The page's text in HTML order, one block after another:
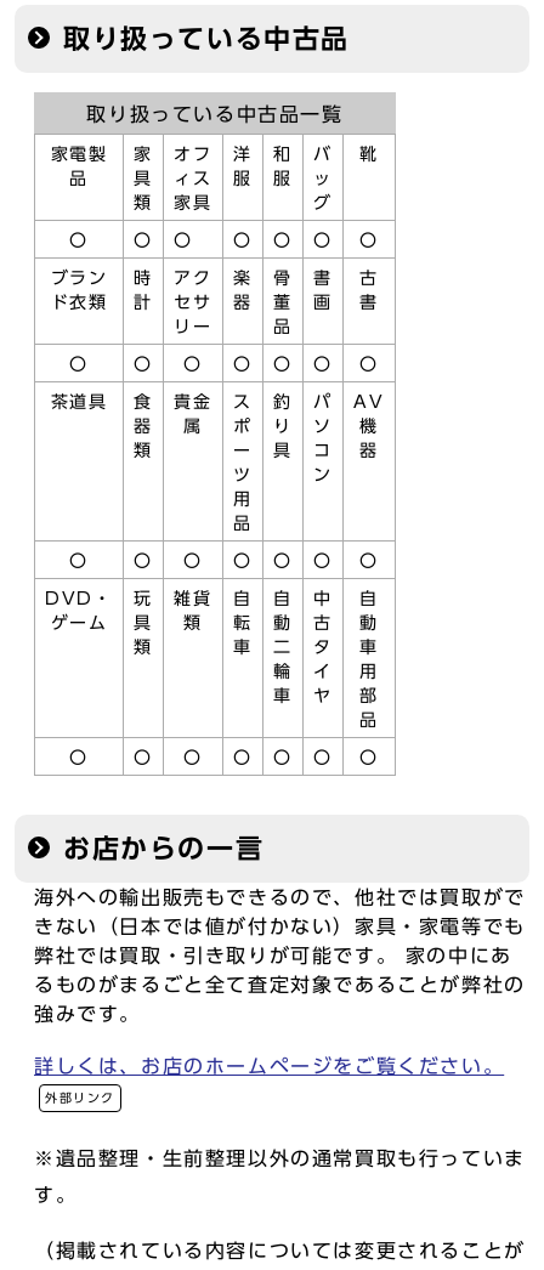
取り扱っている中古品
取り扱っている中古品一覧
家電製
品
家
具
類
オフ
ィス
家具
洋
服
和
服
バ
ッ
グ
靴
〇 〇 〇 〇 〇 〇 〇
ブラン
ド衣類
時
計
アク
セサ
リー
楽
器
骨
董
品
書
画
古
書
〇 〇 〇 〇 〇 〇 〇
茶道具
食
器
類
貴金
属
ス
ポ
ー
ツ
用
品
釣
り
具
パ
ソ
コ
ン
AV
機
器
〇 〇 〇 〇 〇 〇 〇
DVD・
ゲーム
玩
具
類
雑貨
類
自
転
車
自
動
二
輪
車
中
古
タ
イ
ヤ
自
動
車
用
部
品
〇 〇 〇 〇 〇 〇 〇
お店からの一言
海外への輸出販売もできるので、他社では買取がで
きない（日本では値が付かない）家具・家電等でも
弊社では買取・引き取りが可能です。 家の中にあ
るものがまるごと全て査定対象であることが弊社の
強みです。
詳しくは、お店のホームページをご覧ください。
外部リンク
※遺品整理・生前整理以外の通常買取も行っていま
す。
（掲載されている内容については変更されることが